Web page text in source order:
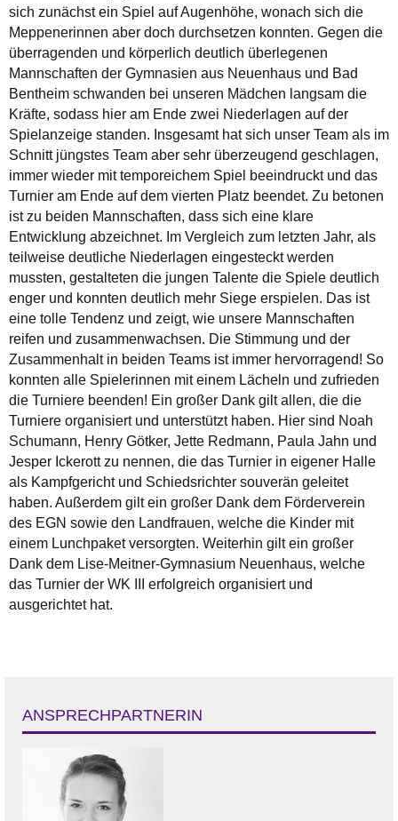
sich zunächst ein Spiel auf Augenhöhe, wonach sich die
Meppenerinnen aber doch durchsetzen konnten. Gegen die
überragenden und körperlich deutlich überlegenen
Mannschaften der Gymnasien aus Neuenhaus und Bad
Bentheim schwanden bei unseren Mädchen langsam die
Kräfte, sodass hier am Ende zwei Niederlagen auf der
Spielanzeige standen. Insgesamt hat sich unser Team als im
Schnitt jüngstes Team aber sehr überzeugend geschlagen,
immer wieder mit temporeichem Spiel beeindruckt und das
Turnier am Ende auf dem vierten Platz beendet. Zu betonen
ist zu beiden Mannschaften, dass sich eine klare
Entwicklung abzeichnet. Im Vergleich zum letzten Jahr, als
teilweise deutliche Niederlagen eingesteckt werden
mussten, gestalteten die jungen Talente die Spiele deutlich
enger und konnten deutlich mehr Siege erspielen. Das ist
eine tolle Tendenz und zeigt, wie unsere Mannschaften
reifen und zusammenwachsen. Die Stimmung und der
Zusammenhalt in beiden Teams ist immer hervorragend! So
konnten alle Spielerinnen mit einem Lächeln und zufrieden
die Turniere beenden! Ein großer Dank gilt allen, die die
Turniere organisiert und unterstützt haben. Hier sind Noah
Schumann, Henry Götker, Jette Redmann, Paula Jahn und
Jesper Ickerott zu nennen, die das Turnier in eigener Halle
als Kampfgericht und Schiedsrichter souverän geleitet
haben. Außerdem gilt ein großer Dank dem Förderverein
des EGN sowie den Landfrauen, welche die Kinder mit
einem Lunchpaket versorgten. Weiterhin gilt ein großer
Dank dem Lise-Meitner-Gymnasium Neuenhaus, welche
das Turnier der WK III erfolgreich organisiert und
ausgerichtet hat.
ANSPRECHPARTNERIN